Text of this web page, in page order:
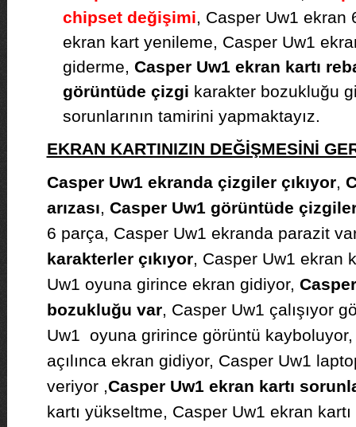
chipset değişimi, Casper Uw1 ekran
ekran kart yenileme, Casper Uw1
giderme, Casper Uw1 ekran kartı
görüntüde çizgi karakter bozukluğu
sorunlarının tamirini yapmaktayız.
EKRAN KARTINIZIN DEĞİŞMESİNİ
Casper Uw1 ekranda çizgiler çıkıyor,
arızası, Casper Uw1 görüntüde
6 parça, Casper Uw1 ekranda parazit
karakterler çıkıyor, Casper Uw1 ekran
Uw1 oyuna girince ekran gidiyor,
bozukluğu var, Casper Uw1 çalışıyor
Uw1 oyuna grirince görüntü
açılınca ekran gidiyor, Casper Uw1
veriyor ,Casper Uw1 ekran kartı
kartı yükseltme, Casper Uw1 ekran kartı